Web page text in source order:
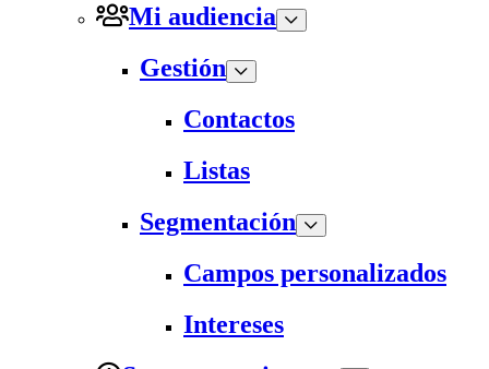
Mi audiencia
Gestión
Contactos
Listas
Segmentación
Campos personalizados
Intereses